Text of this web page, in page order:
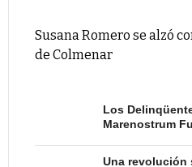
Susana Romero se alzó
de Colmenar
Los
Marenostrum
Una